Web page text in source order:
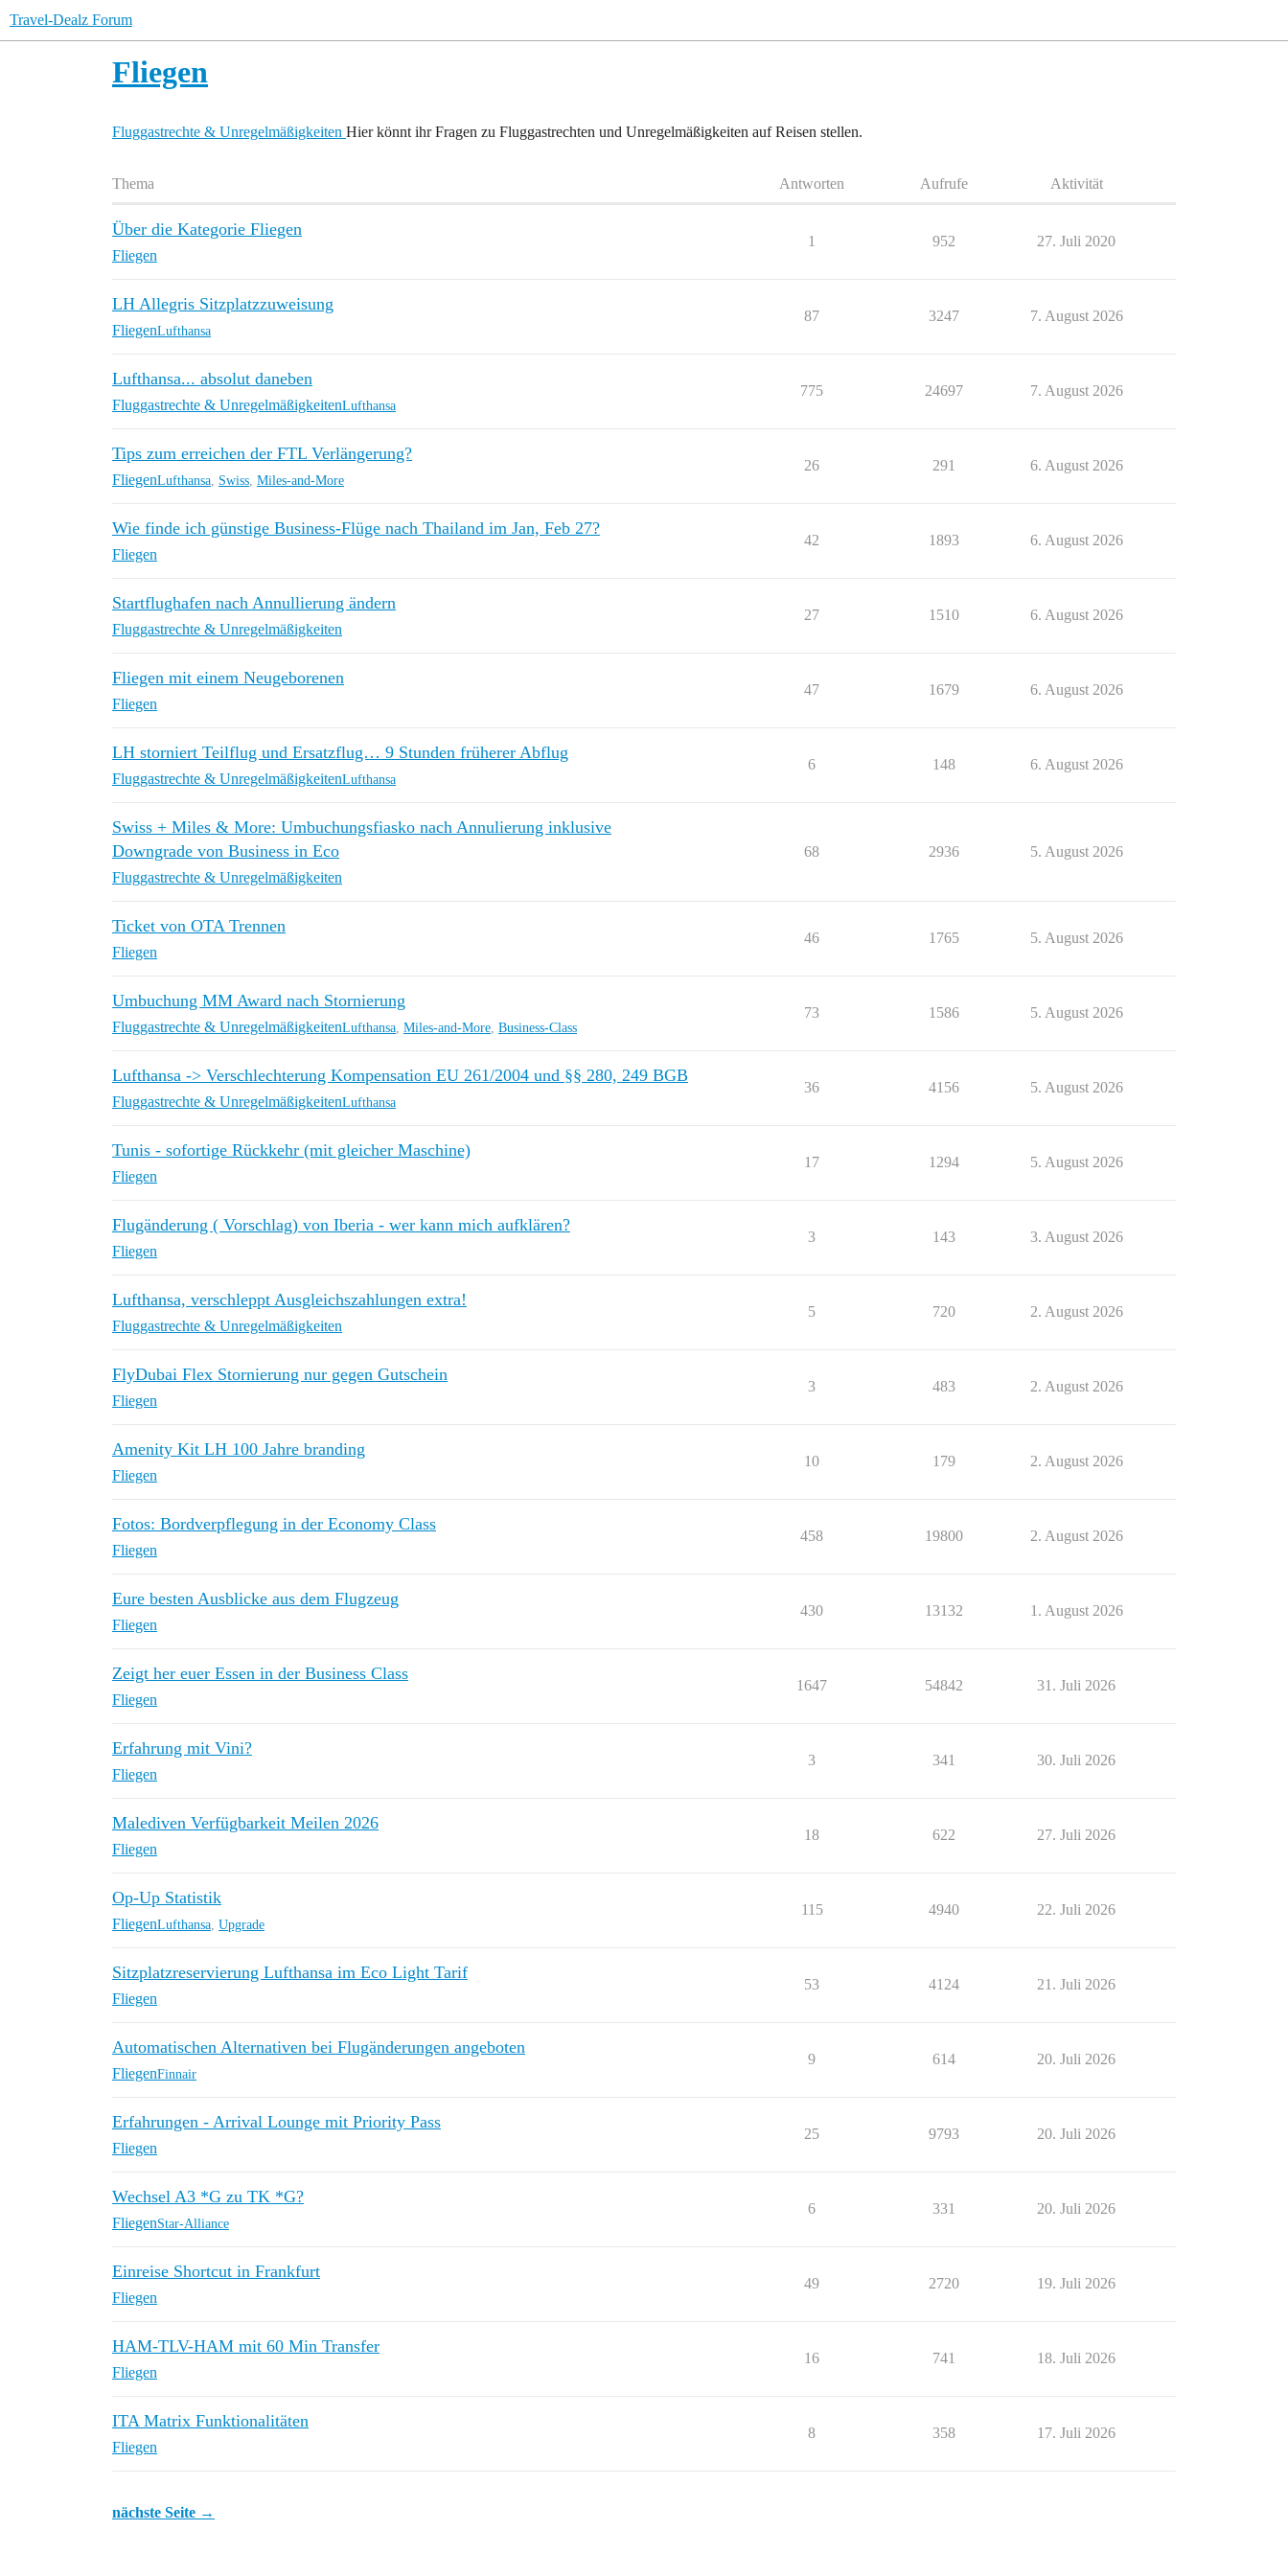
Travel-Dealz Forum
Fliegen
Fluggastrechte & Unregelmäßigkeiten Hier könnt ihr Fragen zu Fluggastrechten und Unregelmäßigkeiten auf Reisen stellen.
Thema Antworten Aufrufe Aktivität
Über die Kategorie Fliegen
Fliegen
1 952 27. Juli 2020
LH Allegris Sitzplatzzuweisung
FliegenLufthansa
87 3247 7. August 2026
Lufthansa... absolut daneben
Fluggastrechte & UnregelmäßigkeitenLufthansa
775 24697 7. August 2026
Tips zum erreichen der FTL Verlängerung?
FliegenLufthansa Swiss Miles-and-More
26 291 6. August 2026
Wie finde ich günstige Business-Flüge nach Thailand im Jan, Feb 27?
Fliegen
42 1893 6. August 2026
Startflughafen nach Annullierung ändern
Fluggastrechte & Unregelmäßigkeiten
27 1510 6. August 2026
Fliegen mit einem Neugeborenen
Fliegen
47 1679 6. August 2026
LH storniert Teilflug und Ersatzflug… 9 Stunden früherer Abflug
Fluggastrechte & UnregelmäßigkeitenLufthansa
6 148 6. August 2026
Swiss + Miles & More: Umbuchungsfiasko nach Annulierung inklusive
Downgrade von Business in Eco
Fluggastrechte & Unregelmäßigkeiten
68 2936 5. August 2026
Ticket von OTA Trennen
Fliegen
46 1765 5. August 2026
Umbuchung MM Award nach Stornierung
Fluggastrechte & UnregelmäßigkeitenLufthansa Miles-and-More Business-Class
73 1586 5. August 2026
Lufthansa -> Verschlechterung Kompensation EU 261/2004 und §§ 280, 249 BGB
Fluggastrechte & UnregelmäßigkeitenLufthansa
36 4156 5. August 2026
Tunis - sofortige Rückkehr (mit gleicher Maschine)
Fliegen
17 1294 5. August 2026
Flugänderung ( Vorschlag) von Iberia - wer kann mich aufklären?
Fliegen
3 143 3. August 2026
Lufthansa, verschleppt Ausgleichszahlungen extra!
Fluggastrechte & Unregelmäßigkeiten
5 720 2. August 2026
FlyDubai Flex Stornierung nur gegen Gutschein
Fliegen
3 483 2. August 2026
Amenity Kit LH 100 Jahre branding
Fliegen
10 179 2. August 2026
Fotos: Bordverpflegung in der Economy Class
Fliegen
458 19800 2. August 2026
Eure besten Ausblicke aus dem Flugzeug
Fliegen
430 13132 1. August 2026
Zeigt her euer Essen in der Business Class
Fliegen
1647 54842 31. Juli 2026
Erfahrung mit Vini?
Fliegen
3 341 30. Juli 2026
Malediven Verfügbarkeit Meilen 2026
Fliegen
18 622 27. Juli 2026
Op-Up Statistik
FliegenLufthansa Upgrade
115 4940 22. Juli 2026
Sitzplatzreservierung Lufthansa im Eco Light Tarif
Fliegen
53 4124 21. Juli 2026
Automatischen Alternativen bei Flugänderungen angeboten
FliegenFinnair
9 614 20. Juli 2026
Erfahrungen - Arrival Lounge mit Priority Pass
Fliegen
25 9793 20. Juli 2026
Wechsel A3 *G zu TK *G?
FliegenStar-Alliance
6 331 20. Juli 2026
Einreise Shortcut in Frankfurt
Fliegen
49 2720 19. Juli 2026
HAM-TLV-HAM mit 60 Min Transfer
Fliegen
16 741 18. Juli 2026
ITA Matrix Funktionalitäten
Fliegen
8 358 17. Juli 2026
nächste Seite →